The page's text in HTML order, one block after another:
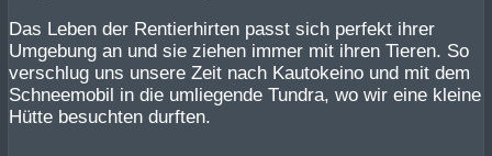
Das Leben der Rentierhirten passt sich perfekt ihrer
Umgebung an und sie ziehen immer mit ihren Tieren. So
verschlug uns unsere Zeit nach Kautokeino und mit dem
Schneemobil in die umliegende Tundra, wo wir eine kleine
Hütte besuchten durften.